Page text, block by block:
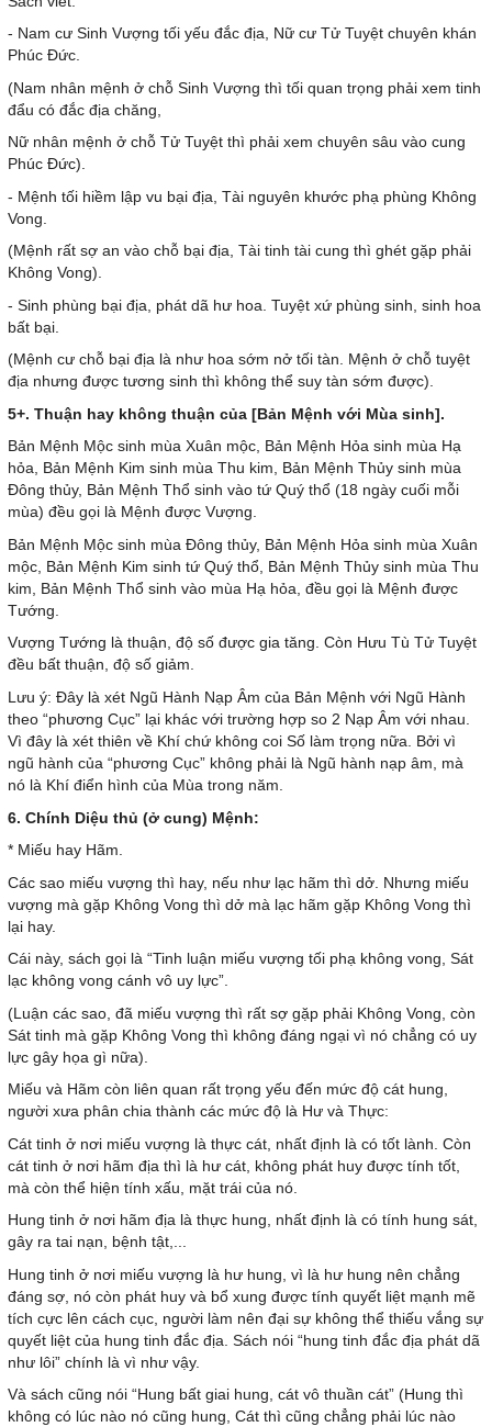
- Nam cư Sinh Vượng tối yếu đắc địa, Nữ cư Tử Tuyệt chuyên khán
Phúc Đức.
(Nam nhân mệnh ở chỗ Sinh Vượng thì tối quan trọng phải xem tinh
đẩu có đắc địa chăng,
Nữ nhân mệnh ở chỗ Tử Tuyệt thì phải xem chuyên sâu vào cung
Phúc Đức).
- Mệnh tối hiềm lập vu bại địa, Tài nguyên khước phạ phùng Không
Vong.
(Mệnh rất sợ an vào chỗ bại địa, Tài tinh tài cung thì ghét gặp phải
Không Vong).
- Sinh phùng bại địa, phát dã hư hoa. Tuyệt xứ phùng sinh, sinh hoa
bất bại.
(Mệnh cư chỗ bại địa là như hoa sớm nở tối tàn. Mệnh ở chỗ tuyệt
địa nhưng được tương sinh thì không thể suy tàn sớm được).
5+. Thuận hay không thuận của [Bản Mệnh với Mùa sinh].
Bản Mệnh Mộc sinh mùa Xuân mộc, Bản Mệnh Hỏa sinh mùa Hạ
hỏa, Bản Mệnh Kim sinh mùa Thu kim, Bản Mệnh Thủy sinh mùa
Đông thủy, Bản Mệnh Thổ sinh vào tứ Quý thổ (18 ngày cuối mỗi
mùa) đều gọi là Mệnh được Vượng.
Bản Mệnh Mộc sinh mùa Đông thủy, Bản Mệnh Hỏa sinh mùa Xuân
mộc, Bản Mệnh Kim sinh tứ Quý thổ, Bản Mệnh Thủy sinh mùa Thu
kim, Bản Mệnh Thổ sinh vào mùa Hạ hỏa, đều gọi là Mệnh được
Tướng.
Vượng Tướng là thuận, độ số được gia tăng. Còn Hưu Tù Tử Tuyệt
đều bất thuận, độ số giảm.
Lưu ý: Đây là xét Ngũ Hành Nạp Âm của Bản Mệnh với Ngũ Hành
theo “phương Cục” lại khác với trường hợp so 2 Nạp Âm với nhau.
Vì đây là xét thiên về Khí chứ không coi Số làm trọng nữa. Bởi vì
ngũ hành của “phương Cục” không phải là Ngũ hành nạp âm, mà
nó là Khí điển hình của Mùa trong năm.
6. Chính Diệu thủ (ở cung) Mệnh:
* Miếu hay Hãm.
Các sao miếu vượng thì hay, nếu như lạc hãm thì dở. Nhưng miếu
vượng mà gặp Không Vong thì dở mà lạc hãm gặp Không Vong thì
lại hay.
Cái này, sách gọi là “Tinh luận miếu vượng tối phạ không vong, Sát
lạc không vong cánh vô uy lực”.
(Luận các sao, đã miếu vượng thì rất sợ gặp phải Không Vong, còn
Sát tinh mà gặp Không Vong thì không đáng ngại vì nó chẳng có uy
lực gây họa gì nữa).
Miếu và Hãm còn liên quan rất trọng yếu đến mức độ cát hung,
người xưa phân chia thành các mức độ là Hư và Thực:
Cát tinh ở nơi miếu vượng là thực cát, nhất định là có tốt lành. Còn
cát tinh ở nơi hãm địa thì là hư cát, không phát huy được tính tốt,
mà còn thể hiện tính xấu, mặt trái của nó.
Hung tinh ở nơi hãm địa là thực hung, nhất định là có tính hung sát,
gây ra tai nạn, bệnh tật,...
Hung tinh ở nơi miếu vượng là hư hung, vì là hư hung nên chẳng
đáng sợ, nó còn phát huy và bổ xung được tính quyết liệt mạnh mẽ
tích cực lên cách cục, người làm nên đại sự không thể thiếu vắng sự
quyết liệt của hung tinh đắc địa. Sách nói “hung tinh đắc địa phát dã
như lôi” chính là vì như vậy.
Và sách cũng nói “Hung bất giai hung, cát vô thuần cát” (Hung thì
không có lúc nào nó cũng hung, Cát thì cũng chẳng phải lúc nào